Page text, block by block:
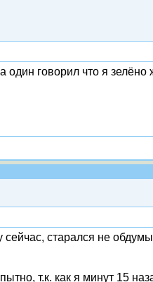
один говорил что я
старался не
т.к. как я минут 15